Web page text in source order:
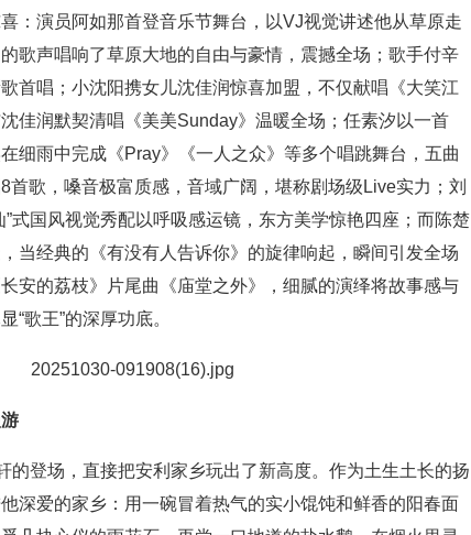
：演员阿如那首登音乐节舞台，以VJ视觉讲述他从草原走
歌声唱响了草原大地的自由与豪情，震撼全场；歌手付辛
首唱；小沈阳携女儿沈佳润惊喜加盟，不仅献唱《大笑江
佳润默契清唱《美美Sunday》温暖全场；任素汐以一首
细雨中完成《Pray》《一人之众》等多个唱跳舞台，五曲
首歌，嗓音极富质感，音域广阔，堪称剧场级Live实力；刘
式国风视觉秀配以呼吸感运镜，东方美学惊艳四座；而陈楚
当经典的《有没有人告诉你》的旋律响起，瞬间引发全场
安的荔枝》片尾曲《庙堂之外》，细腻的演绎将故事感与
“歌王”的深厚功底。
的登场，直接把安利家乡玩出了新高度。作为土生土长的扬
深爱的家乡：用一碗冒着热气的实小馄饨和鲜香的阳春面